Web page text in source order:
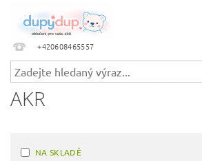
+420608465557
AKR
NA SKLADĚ